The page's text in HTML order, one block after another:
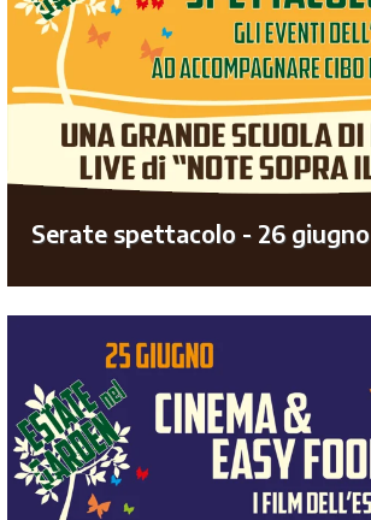
Serate spettacolo - 26 giugno